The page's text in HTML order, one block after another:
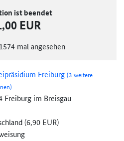
ist beendet
EUR
1574 mal angesehen
Freiburg(3 weitere
Freiburg im Breisgau
(6,90 EUR)